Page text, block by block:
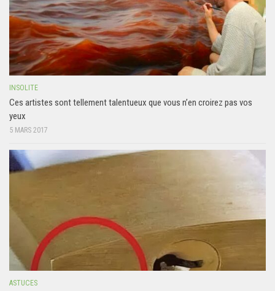
INSOLITE
Ces artistes sont tellement talentueux que vous n’en croirez pas vos
yeux
5 MARS 2017
ASTUCES